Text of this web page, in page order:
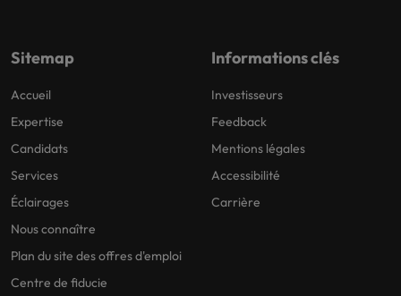
Sitemap
Accueil
Expertise
Candidats
Services
Éclairages
Nous connaître
Plan du site des offres d'emploi
Centre de fiducie
Informations clés
Investisseurs
Feedback
Mentions légales
Accessibilité
Carrière